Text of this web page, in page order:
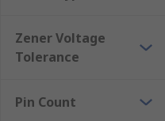
Zener Voltage
Tolerance
Pin Count